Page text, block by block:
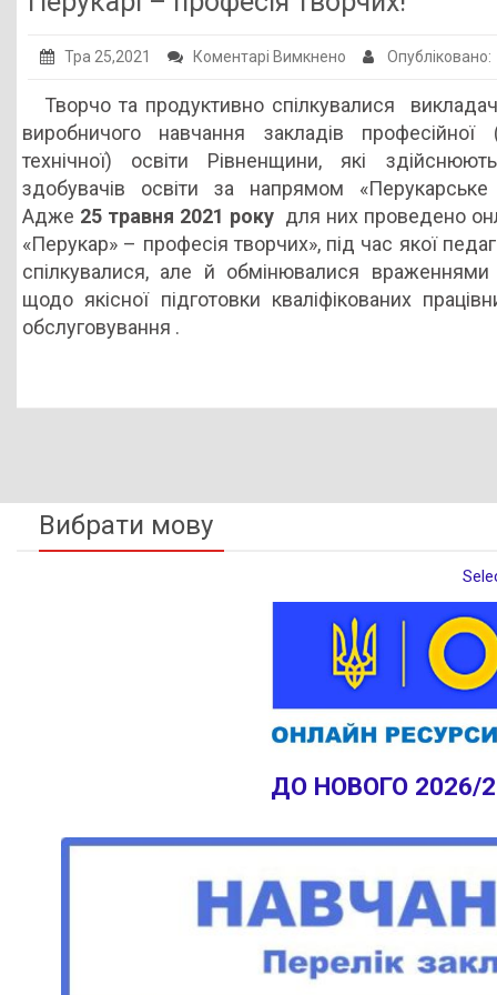
Публічна інформація
Заклади ПТО
Оголошення
Галерея
НМЦ ПТО України
Тра 25,2021 Коментарі Вимкнено до
–
професія
творчих!
Творчо та продуктивно спілкувалися
виробничого навчання закладів професійної
технічної) освіти Рівненщини, які
здобувачів освіти за напрямом «Перукарське
Адже 25 травня 2021 рокудля них проведено
«Перукар» – професія творчих», під час якої
спілкувалися, але й обмінювалися
щодо якісної підготовки кваліфікованих
обслуговування .
Вибрати мову
ДО НОВОГО 2026/